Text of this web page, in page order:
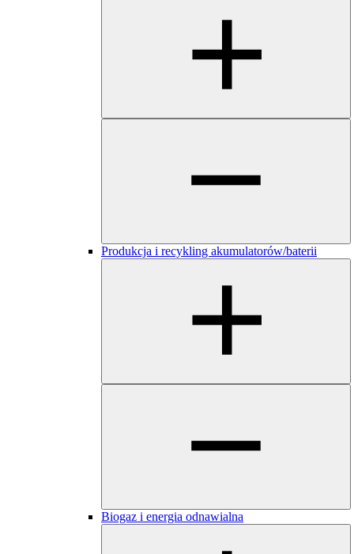
Produkcja i recykling akumulatorów/baterii
Biogaz i energia odnawialna